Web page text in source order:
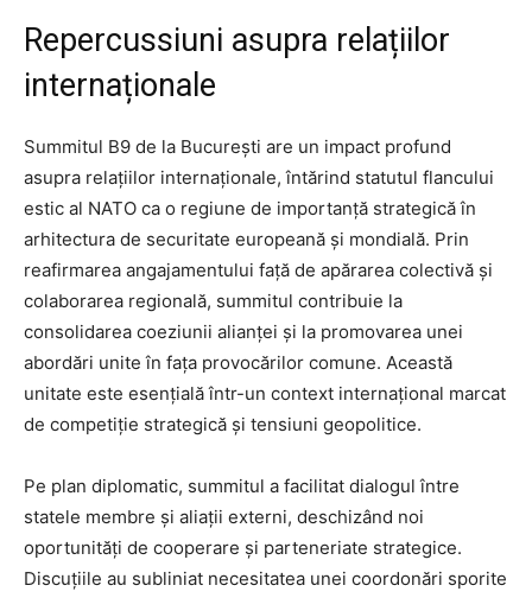
Repercussiuni asupra relațiilor
internaționale
Summitul B9 de la București are un impact profund
asupra relațiilor internaționale, întărind statutul flancului
estic al NATO ca o regiune de importanță strategică în
arhitectura de securitate europeană și mondială. Prin
reafirmarea angajamentului față de apărarea colectivă și
colaborarea regională, summitul contribuie la
consolidarea coeziunii alianței și la promovarea unei
abordări unite în fața provocărilor comune. Această
unitate este esențială într-un context internațional marcat
de competiție strategică și tensiuni geopolitice.
Pe plan diplomatic, summitul a facilitat dialogul între
statele membre și aliații externi, deschizând noi
oportunități de cooperare și parteneriate strategice.
Discuțiile au subliniat necesitatea unei coordonări sporite